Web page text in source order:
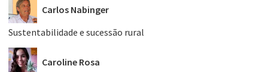
Carlos Nabinger
Sustentabilidade e sucessão rural
Caroline Rosa